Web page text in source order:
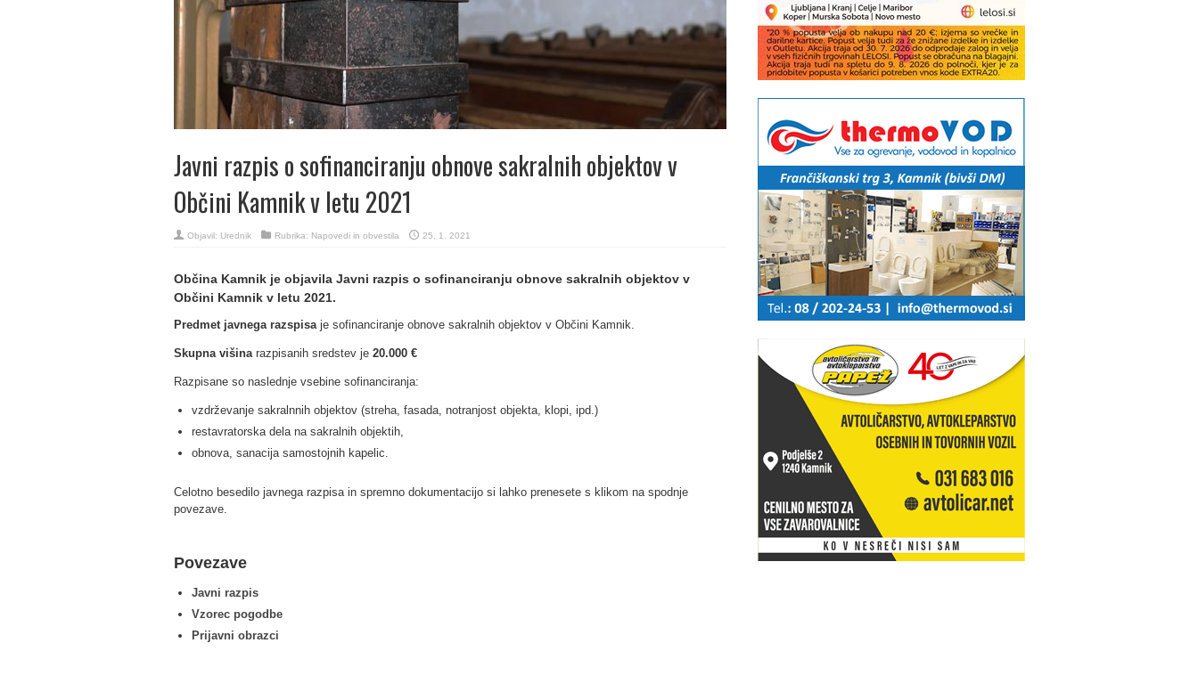
Javni razpis o sofinanciranju obnove sakralnih objektov v
Občini Kamnik v letu 2021
Objavil: Urednik Rubrika: Napovedi in obvestila 25. 1. 2021
Občina Kamnik je objavila Javni razpis o sofinanciranju obnove sakralnih objektov v
Občini Kamnik v letu 2021.
Predmet javnega razspisaje sofinanciranje obnove sakralnih objektov v Občini Kamnik.
Skupna višinarazpisanih sredstev je20.000 €
Razpisane so naslednje vsebine sofinanciranja:
vzdrževanje sakralnnih objektov (streha, fasada, notranjost objekta, klopi, ipd.)
restavratorska dela na sakralnih objektih,
obnova, sanacija samostojnih kapelic.
Celotno besedilo javnega razpisa in spremno dokumentacijo si lahko prenesete s klikom na spodnje
povezave.
Povezave
Javni razpis
Vzorec pogodbe
Prijavni obrazci